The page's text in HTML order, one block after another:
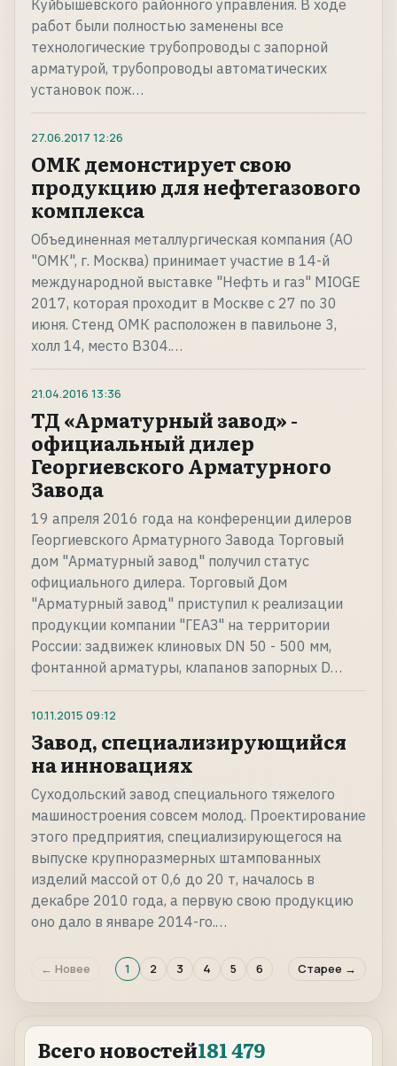
Куйбышевского районного управления. В ходе
работ были полностью заменены все
технологические трубопроводы с запорной
арматурой, трубопроводы автоматических
установок пож…
27.06.2017 12:26
ОМК демонстирует свою
продукцию для нефтегазового
комплекса
Объединенная металлургическая компания (АО
"ОМК", г. Москва) принимает участие в 14-й
международной выставке "Нефть и газ" MIOGE
2017, которая проходит в Москве с 27 по 30
июня. Стенд ОМК расположен в павильоне 3,
холл 14, место В304.…
21.04.2016 13:36
ТД «Арматурный завод» -
официальный дилер
Георгиевского Арматурного
Завода
19 апреля 2016 года на конференции дилеров
Георгиевского Арматурного Завода Торговый
дом "Арматурный завод" получил статус
официального дилера. Торговый Дом
"Арматурный завод" приступил к реализации
продукции компании "ГЕАЗ" на территории
России: задвижек клиновых DN 50 - 500 мм,
фонтанной арматуры, клапанов запорных D…
10.11.2015 09:12
Завод, специализирующийся
на инновациях
Суходольский завод специального тяжелого
машиностроения совсем молод. Проектирование
этого предприятия, специализирующегося на
выпуске крупноразмерных штампованных
изделий массой от 0,6 до 20 т, началось в
декабре 2010 года, а первую свою продукцию
оно дало в январе 2014-го.…
← Новее 1 2 3 4 5 6 Старее →
Всего новостей181 479